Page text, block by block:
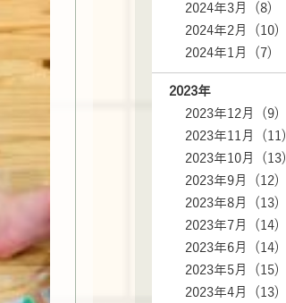
2024年3月 (8)
2024年2月 (10)
2024年1月 (7)
2023年
2023年12月 (9)
2023年11月 (11)
2023年10月 (13)
2023年9月 (12)
2023年8月 (13)
2023年7月 (14)
2023年6月 (14)
2023年5月 (15)
2023年4月 (13)